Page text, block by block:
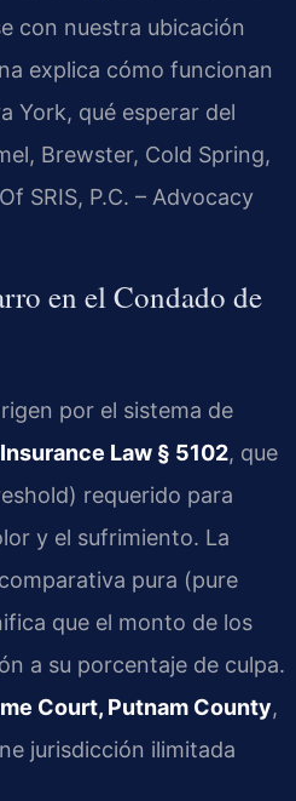
con nuestra ubicación
explica cómo funcionan
York, qué esperar del
Brewster, Cold Spring,
SRIS, P.C. – Advocacy
en el Condado de
por el sistema de
Insurance Law § 5102, que
requerido para
y el sufrimiento. La
pura (pure
que el monto de los
a su porcentaje de culpa.
Court, Putnam County,
jurisdicción ilimitada